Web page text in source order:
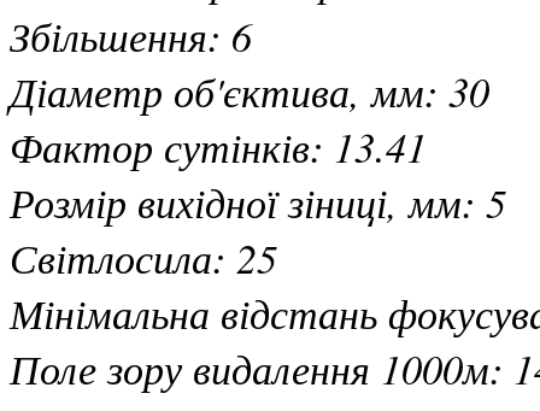
Збільшення: 6
Діаметр об'єктива, мм: 30
Фактор сутінків: 13.41
Розмір вихідної зіниці, мм: 5
Світлосила: 25
Мінімальна відстань
Поле зору видалення 1000м: